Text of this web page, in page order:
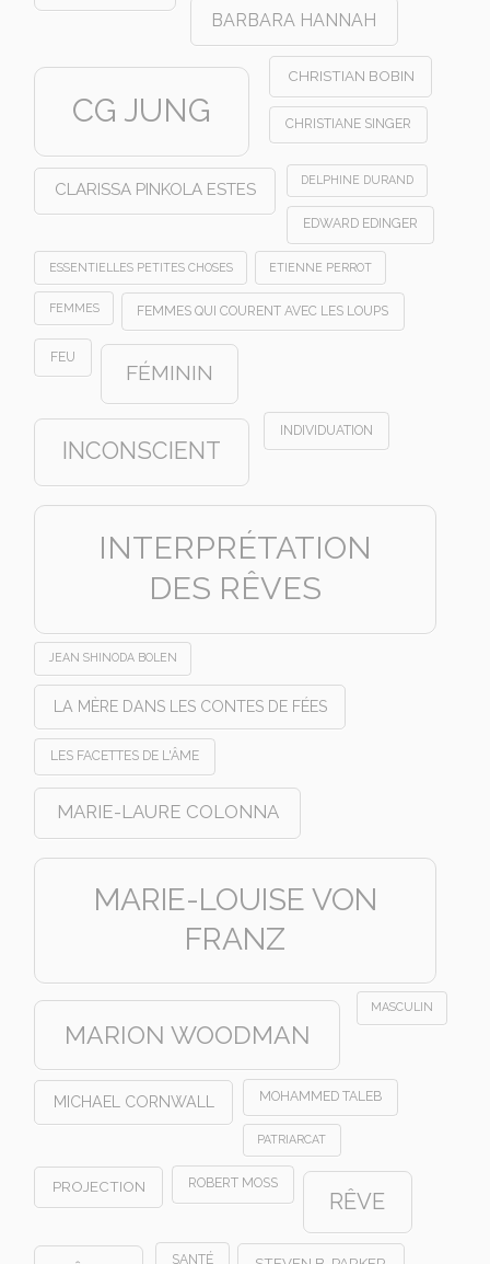
BARBARA HANNAH
CG JUNG
CHRISTIAN BOBIN
CHRISTIANE SINGER
CLARISSA PINKOLA ESTES DELPHINE DURAND
EDWARD EDINGER
ESSENTIELLES PETITES CHOSES ETIENNE PERROT
FEMMES FEMMES QUI COURENT AVEC LES LOUPS
FEU
FÉMININ
INCONSCIENT
INDIVIDUATION
INTERPRÉTATION
DES RÊVES
JEAN SHINODA BOLEN
LA MÈRE DANS LES CONTES DE FÉES
LES FACETTES DE L'ÂME
MARIE-LAURE COLONNA
MARIE-LOUISE VON
FRANZ
MARION WOODMAN
MASCULIN
MICHAEL CORNWALL MOHAMMED TALEB
PATRIARCAT
PROJECTION ROBERT MOSS
RÊVE
SANTÉ